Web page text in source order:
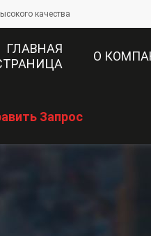
качества
ГЛАВНАЯ
О
Запрос